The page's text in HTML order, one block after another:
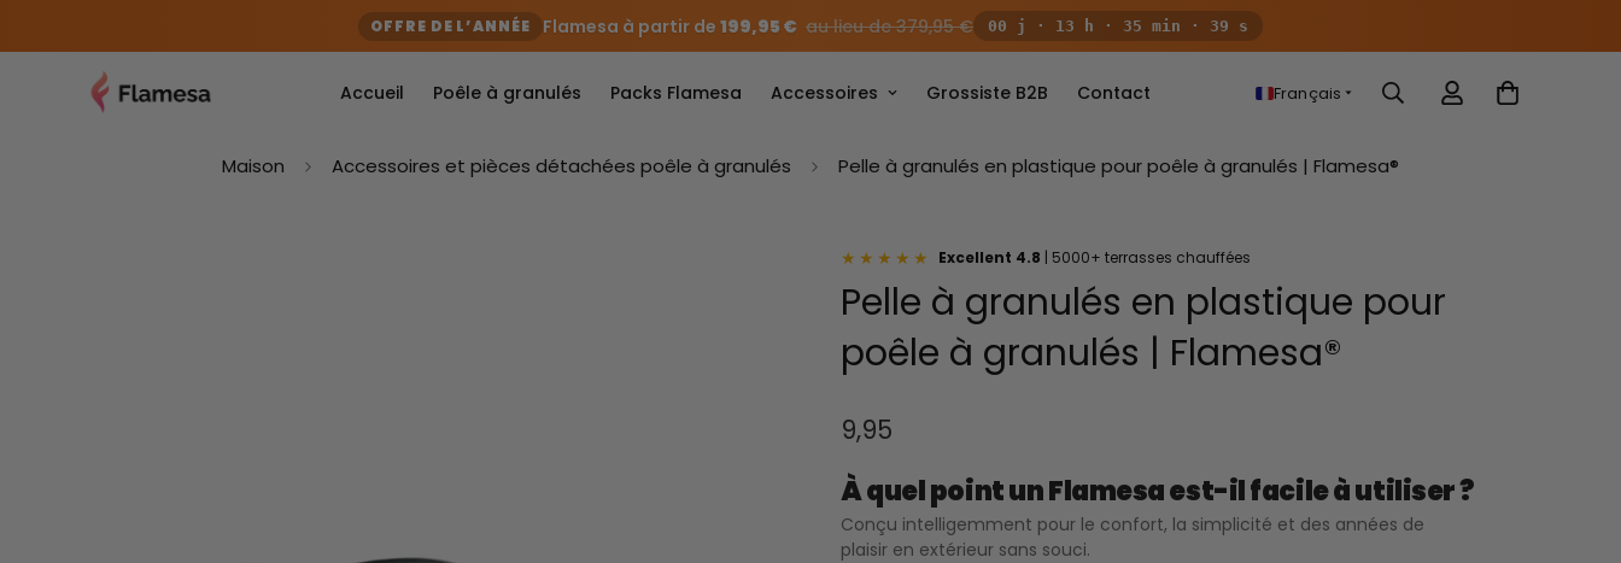
OFFRE DE L’ANNÉE Flamesa à partir de199,95 € au lieu de 379,95 € 00 j · 13 h · 35 min · 38 s
Accueil Poêle à granulés Packs Flamesa Accessoires Grossiste B2B Contact Français
Maison Accessoires et pièces détachées poêle à granulés Pelle à granulés en plastique pour poêle à granulés | Flamesa®
★★★★★ Excellent 4.8 | 5000+ terrasses chauffées
Pelle à granulés en plastique pour
poêle à granulés | Flamesa®
Prix
habituel
9,95
À quel point un Flamesa est-il facile à utiliser ?
Conçu intelligemment pour le confort, la simplicité et des années de
plaisir en extérieur sans souci.